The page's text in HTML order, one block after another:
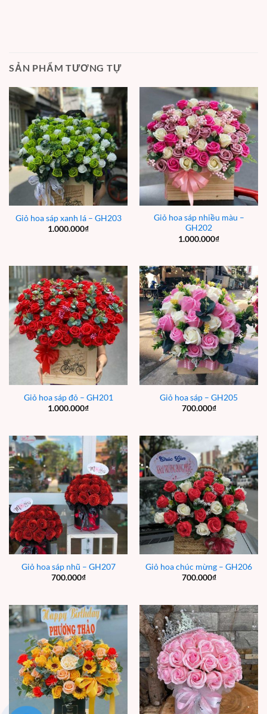
SẢN PHẨM TƯƠNG TỰ
Giỏ hoa sáp xanh lá – GH203
1.000.000₫
Giỏ hoa sáp nhiều màu –
GH202
1.000.000₫
Giỏ hoa sáp đỏ – GH201
1.000.000₫
Giỏ hoa sáp – GH205
700.000₫
Giỏ hoa sáp nhũ – GH207
700.000₫
Giỏ hoa chúc mừng – GH206
700.000₫